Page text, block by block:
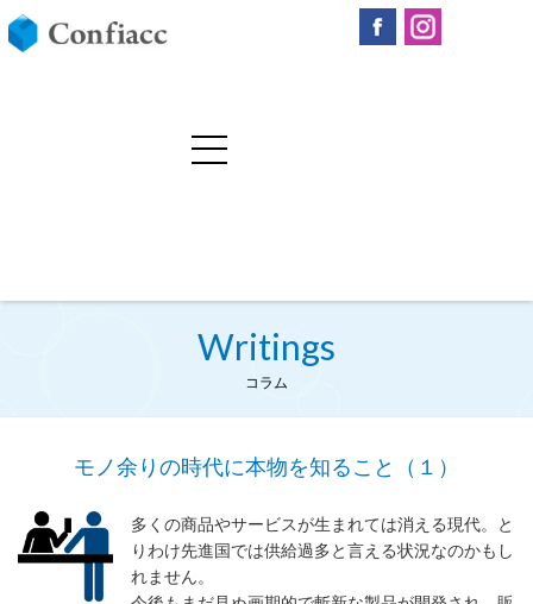
Writings
コラム
モノ余りの時代に本物を知ること（１）
多くの商品やサービスが生まれては消える現代。と
りわけ先進国では供給過多と言える状況なのかもし
れません。